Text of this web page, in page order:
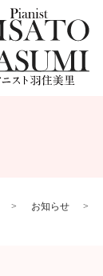
お知らせ